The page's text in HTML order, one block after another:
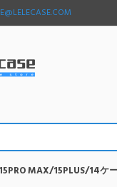
MAX/15PLUS/14ケ